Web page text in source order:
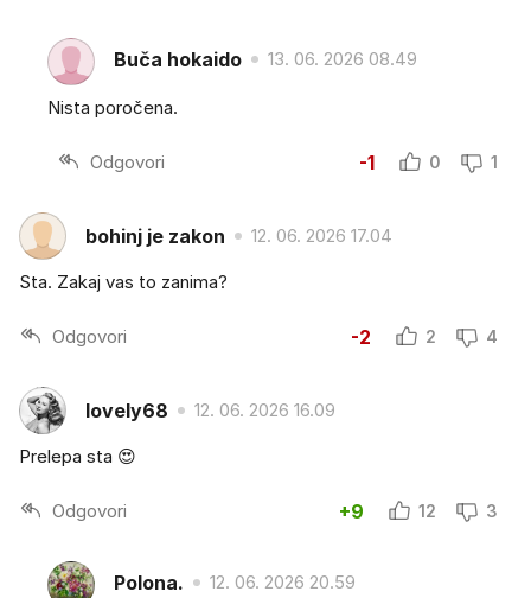
Buča hokaido 13. 06. 2026 08.49
Nista poročena.
Odgovori -1 0 1
bohinj je zakon 12. 06. 2026 17.04
Sta. Zakaj vas to zanima?
Odgovori -2 2 4
lovely68 12. 06. 2026 16.09
Prelepa sta 😍
Odgovori +9 12 3
Polona. 12. 06. 2026 20.59